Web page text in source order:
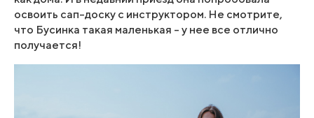
освоить сап-доску с инструктором. Не смотрите,
что Бусинка такая маленькая – у нее все отлично
получается!